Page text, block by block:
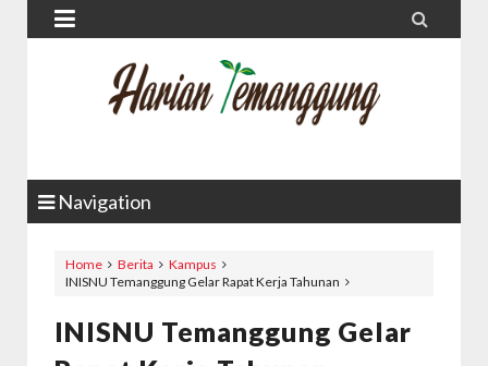
 
Navigation
Home Berita
Kampus
INISNU Temanggung Gelar Rapat Kerja Tahunan
INISNU Temanggung Gelar